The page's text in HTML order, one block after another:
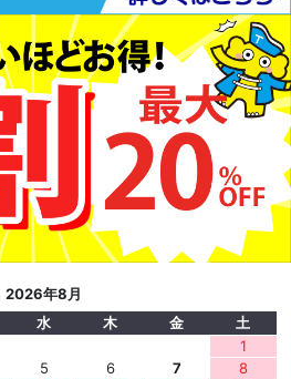
2026年8月
水 木 金
土
1
5 6 7
8